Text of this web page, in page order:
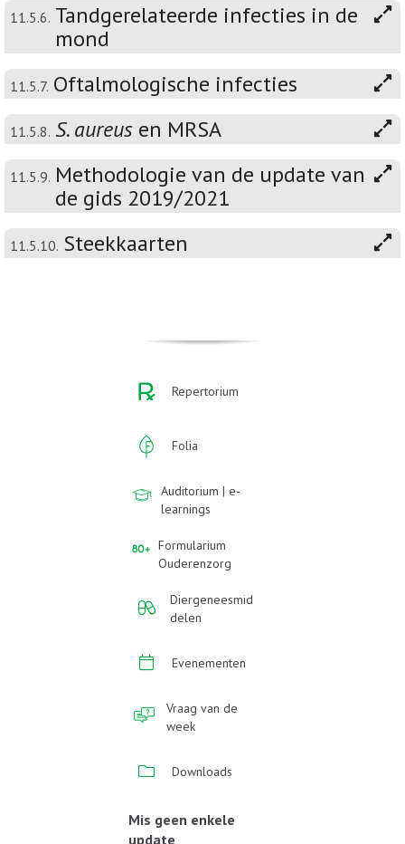
11.5.6. Tandgerelateerde infecties in de
mond
11.5.7. Oftalmologische infecties
11.5.8. S. aureus en MRSA
11.5.9. Methodologie van de update van
de gids 2019/2021
11.5.10. Steekkaarten
Repertorium
Folia
Auditorium | e-
learnings
Formularium
Ouderenzorg
Diergeneesmid
delen
Evenementen
Vraag van de
week
Downloads
Mis geen enkele
update